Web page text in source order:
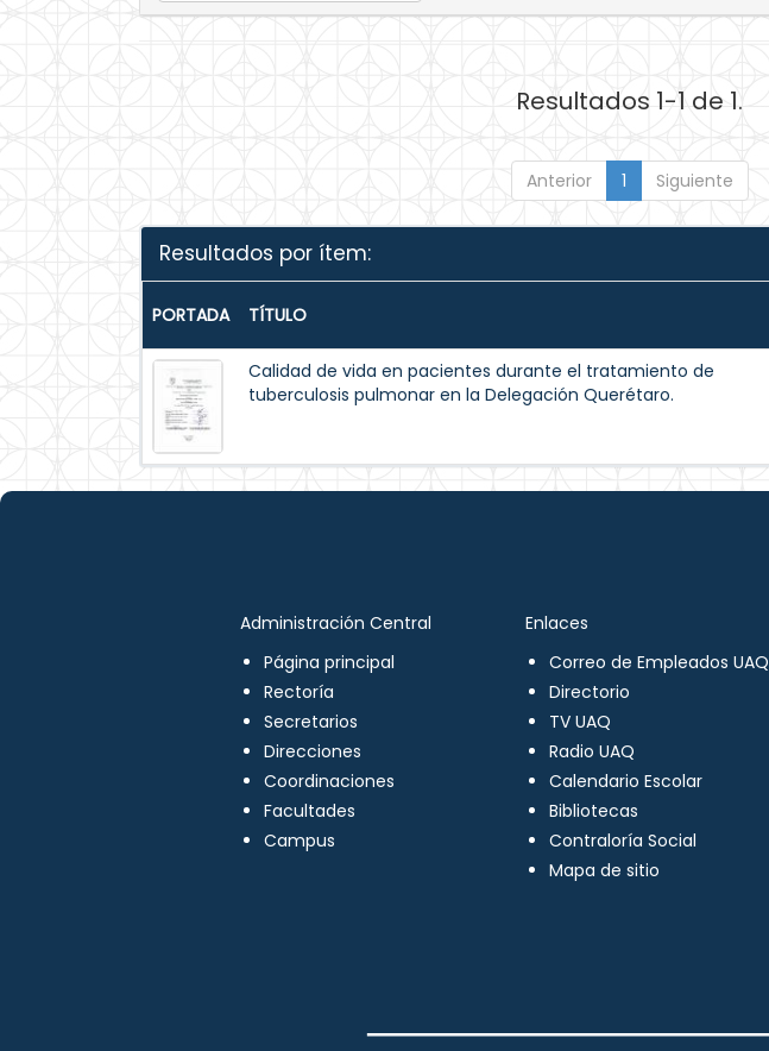
Resultados 1-1 de 1.
Anterior 1 Siguiente
Resultados por ítem:
PORTADA TÍTULO
Calidad de vida en pacientes durante el tratamiento de
tuberculosis pulmonar en la Delegación Querétaro.
Administración Central
Página principal
Rectoría
Secretarios
Direcciones
Coordinaciones
Facultades
Campus
Enlaces
Correo de Empleados UAQ
Directorio
TV UAQ
Radio UAQ
Calendario Escolar
Bibliotecas
Contraloría Social
Mapa de sitio